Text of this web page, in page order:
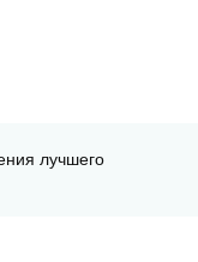
лучшего